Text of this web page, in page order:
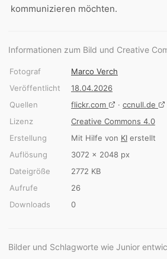
kommunizieren möchten.
Informationen zum Bild und Creative
Fotograf
Marco Verch
Veröffentlicht
18.04.2026
Quellen
flickr.com · ccnull.de
Lizenz
Creative Commons 4.0
Erstellung
Mit Hilfe von KI erstellt
Auflösung
3072 × 2048 px
Dateigröße
2772 KB
Aufrufe
26
Downloads
0
Bilder und Schlagworte wie Junior